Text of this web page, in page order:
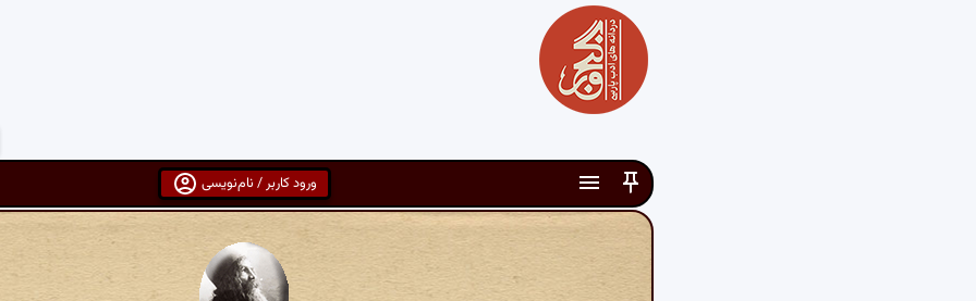
ورود کاربر / نام‌نویسی